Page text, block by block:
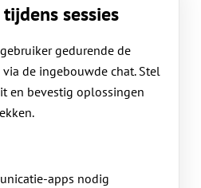
sessies
gedurende de
de ingebouwde chat. Stel
en bevestig oplossingen
apps nodig